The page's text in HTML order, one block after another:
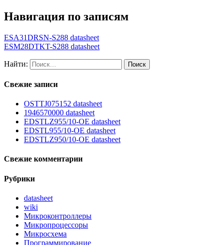
Навигация по записям
ESA31DRSN-S288 datasheet
ESM28DTKT-S288 datasheet
Найти:
Свежие записи
OSTTJ075152 datasheet
1946570000 datasheet
EDSTLZ955/10-OE datasheet
EDSTL955/10-OE datasheet
EDSTLZ950/10-OE datasheet
Свежие комментарии
Рубрики
datasheet
wiki
Микроконтроллеры
Микропроцессоры
Микросхема
Программирование